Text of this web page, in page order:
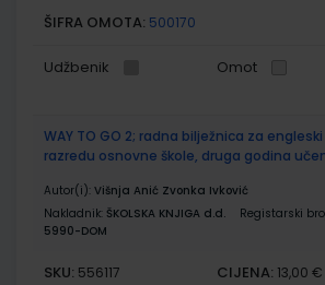
ŠIFRA OMOTA: 500170
Udžbenik Omot
WAY TO GO 2; radna bilježnica za
razredu osnovne škole, druga godina
Autor(i): Višnja Anić Zvonka Ivković
Nakladnik: ŠKOLSKA KNJIGA d.d.
Registarski
5990-DOM
SKU: 556117 CIJENA: 13,00 €